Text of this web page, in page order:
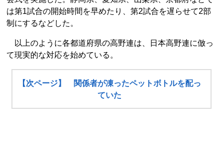
は第1試合の開始時間を早めたり、第2試合を遅らせて2部
制にするなどした。
以上のように各都道府県の高野連は、日本高野連に倣っ
て現実的な対応を始めている。
【次ページ】 関係者が凍ったペットボトルを配っ
ていた